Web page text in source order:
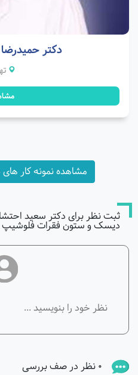
دکتر
مشاهده نمونه کار
ثبت نظر برای دکتر سعید
دیسک و ستون فقرات
0 نظر در صف بررسی